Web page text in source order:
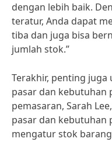
dengan lebih baik.
teratur, Anda dapat
tiba dan juga bisa
jumlah stok.”
Terakhir, penting
pasar dan kebutuhan
pemasaran, Sarah
pasar dan kebutuhan
mengatur stok